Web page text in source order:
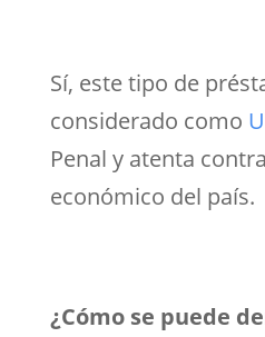
Sí, este tipo de
considerado como
Penal y atenta
económico del país.
¿Cómo se puede